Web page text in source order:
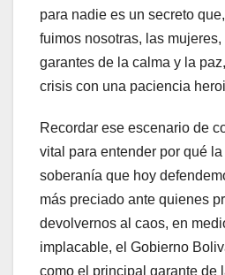
para nadie es un secreto
fuimos nosotras, las
garantes de la calma y la
crisis con una paciencia
Recordar ese escenario de
vital para entender por qué
soberanía que hoy
más preciado ante quienes
devolvernos al caos, en
implacable, el Gobierno
como el principal garante de